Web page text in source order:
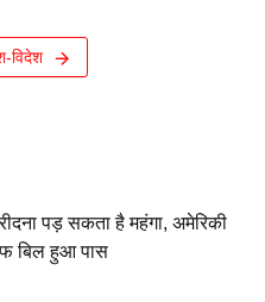
विदेश
पड़ सकता है महंगा, अमेरिकी
बिल हुआ पास